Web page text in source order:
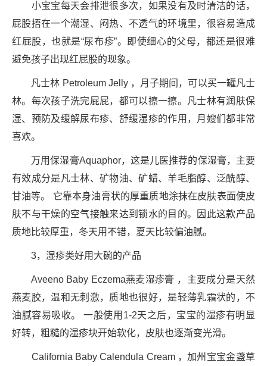
小宝宝每天会排泄很多次，如果没有及时清洁的话，
屁股捂在一个潮湿、闷热、不透气的环境里，很容易造成
红屁股，也就是“尿布疹”。即使细心的父母，都还是很难
避免孩子出现红屁股的现象。
凡士林 Petroleum Jelly ，月子期间，可以买一罐凡士
林。每次孩子洗完屁屁，都可以擦一擦。凡士林有润肤保
湿、预防及缓解尿布疹、舒缓湿疹的作用，月嫂们都非常
喜欢。
万用保湿膏Aquaphor，这是儿医推荐的保湿膏，主要
有效成分是凡士林、矿物油、矿蜡、羊毛脂醇、泛酰醇、
甘油等。 它靠本身油膏状的厚重质地涂抹在皮肤表面使皮
肤不与干燥的空气接触来达到锁水的目的。因此这款产品
质地比较厚重，冬天用不错，夏天比较偏油腻。
3，湿疹类好用大碗的产品
Aveeno Baby Eczema燕麦湿疹膏 ，主要成分是天然
燕麦胶，温和无刺激，质地也很好，是轻薄乳霜状的，不
油腻容易吸收。 一般使用1-2天之后，宝宝的湿疹有明显
好转，粗糙的湿疹块开始软化，皮肤也逐渐变光滑。
California Baby Calendula Cream ，加州宝宝金盏草